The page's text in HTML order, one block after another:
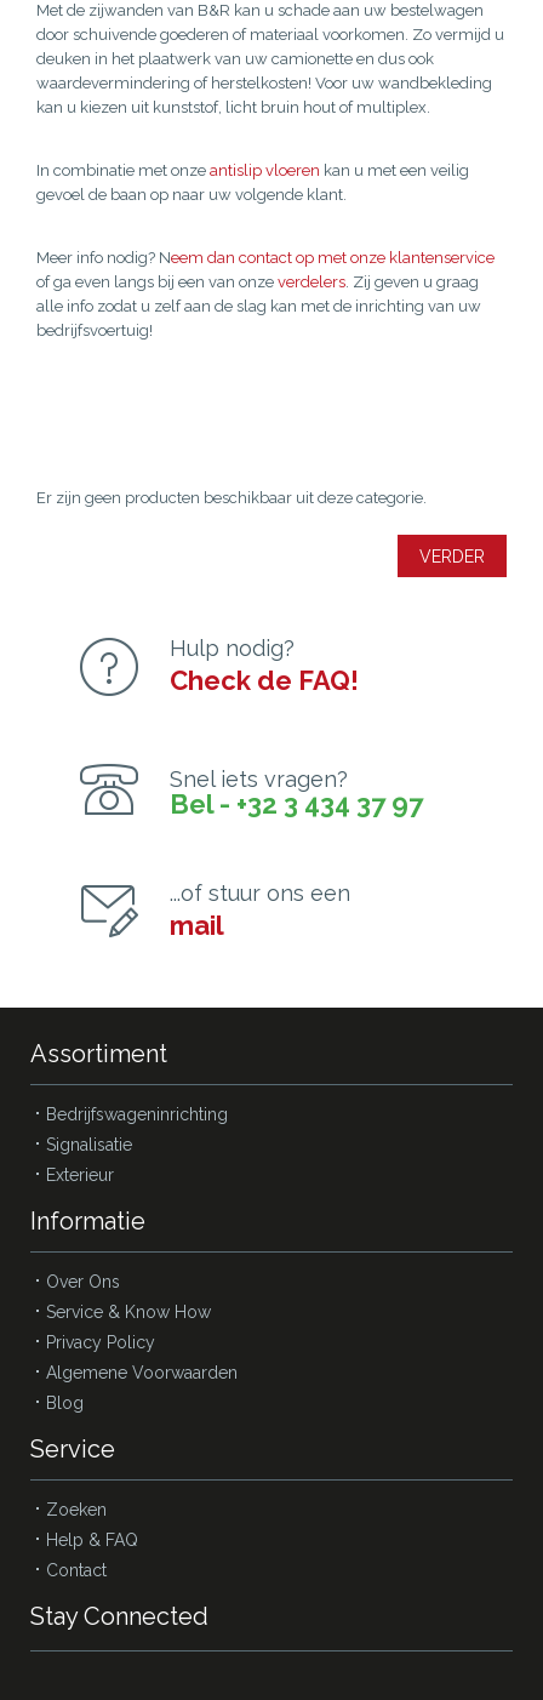
Met de zijwanden van B&R kan u schade aan uw bestelwagen
door schuivende goederen of materiaal voorkomen. Zo vermijd u
deuken in het plaatwerk van uw camionette en dus ook
waardevermindering of herstelkosten! Voor uw wandbekleding
kan u kiezen uit kunststof, licht bruin hout of multiplex.
In combinatie met onze antislip vloeren kan u met een veilig
gevoel de baan op naar uw volgende klant.
Meer info nodig? Neem dan contact op met onze klantenservice
of ga even langs bij een van onze verdelers. Zij geven u graag
alle info zodat u zelf aan de slag kan met de inrichting van uw
bedrijfsvoertuig!
Er zijn geen producten beschikbaar uit deze categorie.
VERDER
Hulp nodig?
Check de FAQ!
Snel iets vragen?
Bel - +32 3 434 37 97
...of stuur ons een
mail
Assortiment
Bedrijfswageninrichting
Signalisatie
Exterieur
Informatie
Over Ons
Service & Know How
Privacy Policy
Algemene Voorwaarden
Blog
Service
Zoeken
Help & FAQ
Contact
Stay Connected